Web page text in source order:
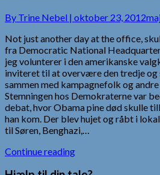
By Trine Nebel | oktober 23, 2012
Not just another day at the office,
fra Democratic National
jeg volunterer i den amerikanske
inviteret til at overvære den tredje
sammen med kampagnefolk og
Stemningen hos Demokraterne var
debat, hvor Obama pine død skulle
han kom. Der blev hujet og råbt i
til Søren, Benghazi,…
Continue reading